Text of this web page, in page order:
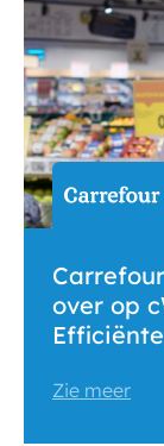
over op
Zie meer